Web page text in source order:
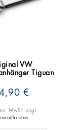
VW
Tiguan
€
MwSt. zzgl.